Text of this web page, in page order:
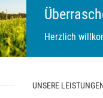
Herzlich
UNSERE